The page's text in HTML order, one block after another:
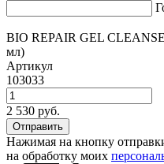
BIO REPAIR GEL
мл)
Артикул
103033
2 530 руб.
Нажимая на кнопку
на обработку моих